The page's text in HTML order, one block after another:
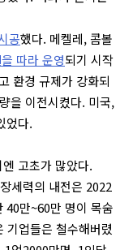
공했다. 메켈레, 콤볼
따라 운영되기 시작
환경 규제가 강화되
을 이전시켰다. 미국,
었다.
고초가 많았다.
세력의 내전은 2022
40만~60만 명이 목숨
기업들은 철수해버렸